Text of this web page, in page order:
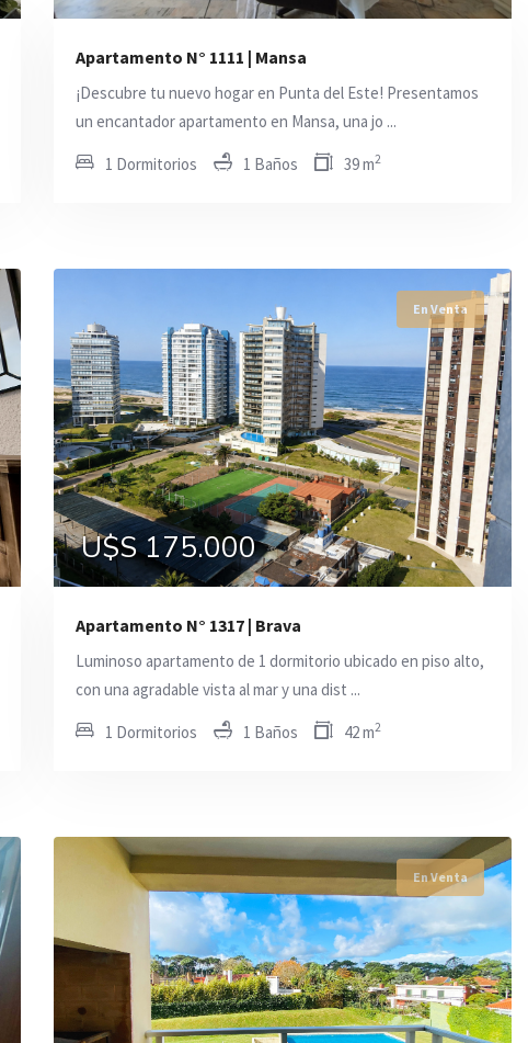
Apartamento N° 1111 | Mansa
¡Descubre tu nuevo hogar en Punta del Este! Presentamos
un encantador apartamento en Mansa, una jo ...
1 Dormitorios 1 Baños 39 m2
En Venta
U$S 169.000
En Venta
U$S 170.000
En Venta
U$S 175.000
Apartamento N° 1317 | Brava
Luminoso apartamento de 1 dormitorio ubicado en piso alto,
con una agradable vista al mar y una dist ...
1 Dormitorios 1 Baños 42 m2
En Venta
En Venta
En Venta